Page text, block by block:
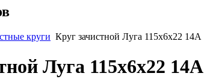
круги Круг зачистной Луга 115х6х22 14A
Луга 115х6х22 14A